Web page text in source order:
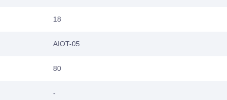
18
AIOT-05
80
-